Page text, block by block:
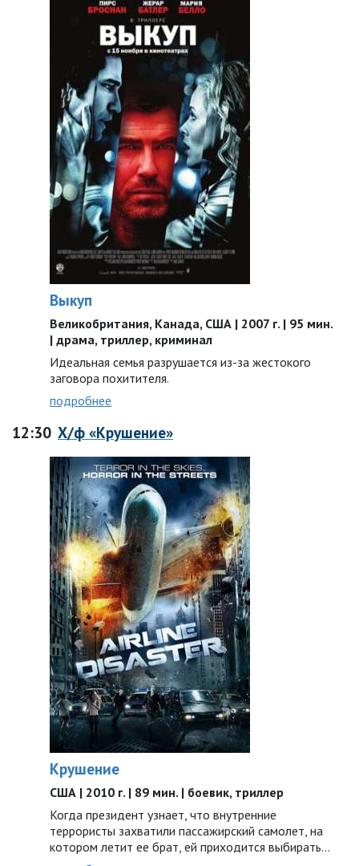
Выкуп
Великобритания, Канада, США | 2007 г. | 95 мин.
| драма, триллер, криминал
Идеальная семья разрушается из-за жестокого
заговора похитителя.
подробнее
12:30 Х/ф «Крушение»
Крушение
США | 2010 г. | 89 мин. | боевик, триллер
Когда президент узнает, что внутренние
террористы захватили пассажирский самолет, на
котором летит ее брат, ей приходится выбирать…